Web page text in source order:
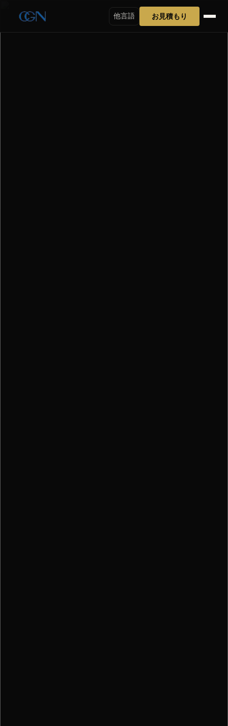
他言語 お見積もり